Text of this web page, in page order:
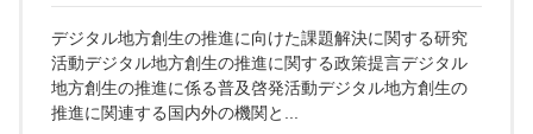
デジタル地方創生の推進に向けた課題解決に関する研究
活動デジタル地方創生の推進に関する政策提言デジタル
地方創生の推進に係る普及啓発活動デジタル地方創生の
推進に関連する国内外の機関と...